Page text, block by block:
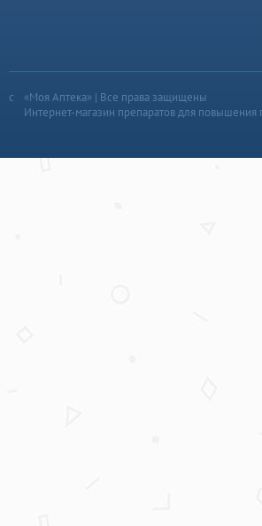
«Моя Аптека» | Все права защищены
Интернет-магазин препаратов для повышения